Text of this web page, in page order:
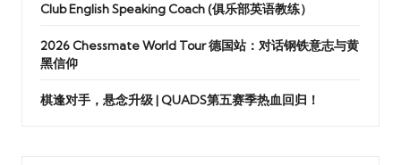
Club English Speaking Coach (俱乐部英语教练）
2026 Chessmate World Tour 德国站：对话钢铁意志与黄
黑信仰
棋逢对手，悬念升级 | QUADS第五赛季热血回归！